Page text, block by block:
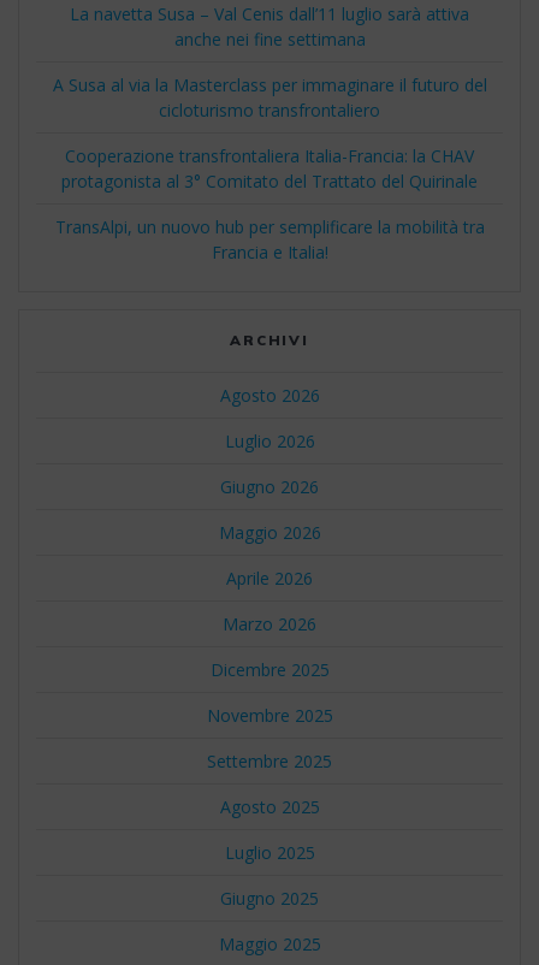
La navetta Susa – Val Cenis dall’11 luglio sarà attiva
anche nei fine settimana
A Susa al via la Masterclass per immaginare il futuro del
cicloturismo transfrontaliero
Cooperazione transfrontaliera Italia-Francia: la CHAV
protagonista al 3° Comitato del Trattato del Quirinale
TransAlpi, un nuovo hub per semplificare la mobilità tra
Francia e Italia!
ARCHIVI
Agosto 2026
Luglio 2026
Giugno 2026
Maggio 2026
Aprile 2026
Marzo 2026
Dicembre 2025
Novembre 2025
Settembre 2025
Agosto 2025
Luglio 2025
Giugno 2025
Maggio 2025